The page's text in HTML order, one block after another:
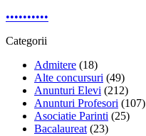
••••••••••
Categorii
Admitere (18)
Alte concursuri (49)
Anunturi Elevi (212)
Anunturi Profesori (107)
Asociatie Parinti (25)
Bacalaureat(23)